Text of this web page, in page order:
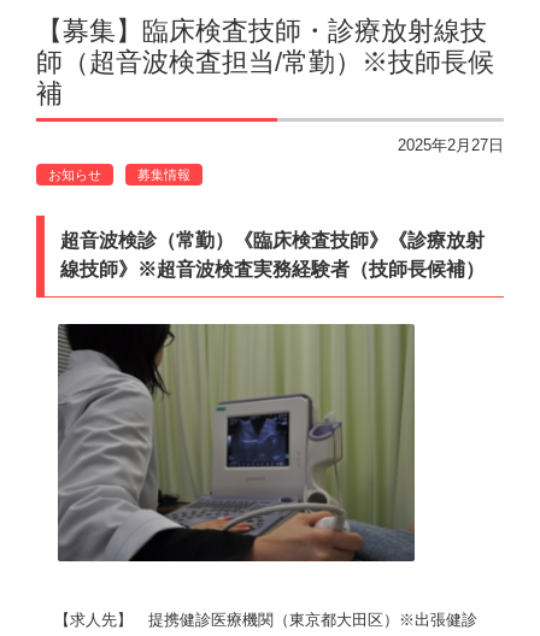
【募集】臨床検査技師・診療放射線技
師（超音波検査担当/常勤）※技師長候
補
2025年2月27日
お知らせ 募集情報
超音波検診（常勤）《臨床検査技師》《診療放射
線技師》※超音波検査実務経験者（技師長候補）
【求人先】 提携健診医療機関（東京都大田区）※出張健診